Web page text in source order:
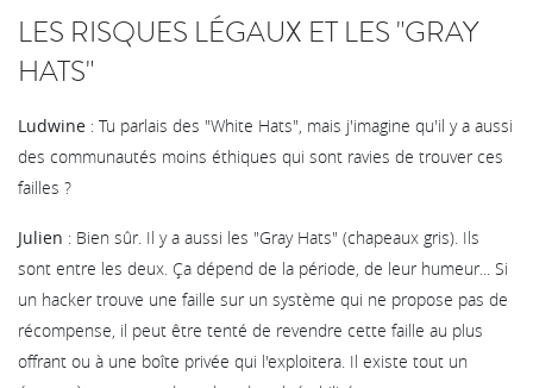
LES RISQUES LÉGAUX ET LES "GRAY
HATS"
Ludwine : Tu parlais des "White Hats", mais j'imagine qu'il y a aussi
des communautés moins éthiques qui sont ravies de trouver ces
failles ?
Julien : Bien sûr. Il y a aussi les "Gray Hats" (chapeaux gris). Ils
sont entre les deux. Ça dépend de la période, de leur humeur... Si
un hacker trouve une faille sur un système qui ne propose pas de
récompense, il peut être tenté de revendre cette faille au plus
offrant ou à une boîte privée qui l'exploitera. Il existe tout un